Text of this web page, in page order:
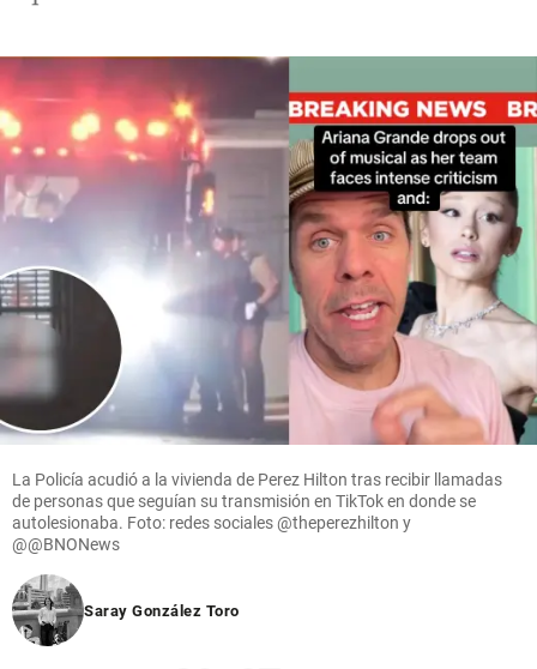
La Policía acudió a la vivienda de Perez Hilton tras recibir llamadas
de personas que seguían su transmisión en TikTok en donde se
autolesionaba. Foto: redes sociales @theperezhilton y
@@BNONews
Saray González Toro